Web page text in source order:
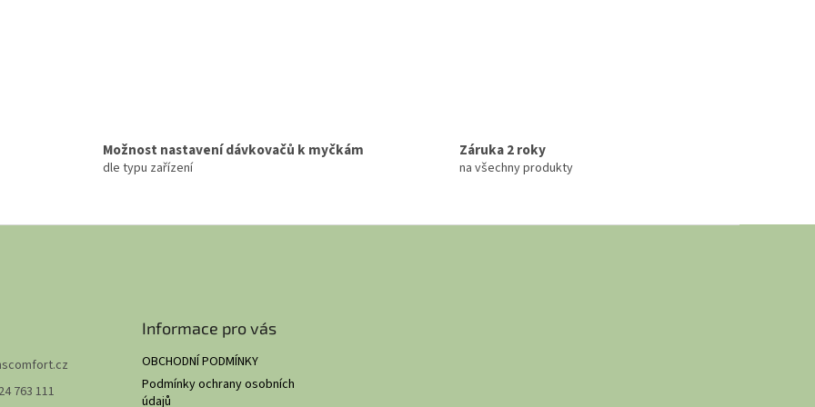
Možnost nastavení dávkovačů k myčkám
dle typu zařízení
Záruka 2 roky
na všechny produkty
763 111
Informace pro vás
OBCHODNÍ PODMÍNKY
Podmínky ochrany osobních
údajů